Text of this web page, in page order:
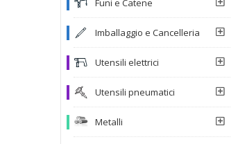
Funi e Catene
Imballaggio e Cancelleria
Utensili elettrici
Utensili pneumatici
Metalli